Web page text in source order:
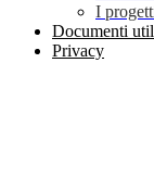
I
Documenti
Privacy